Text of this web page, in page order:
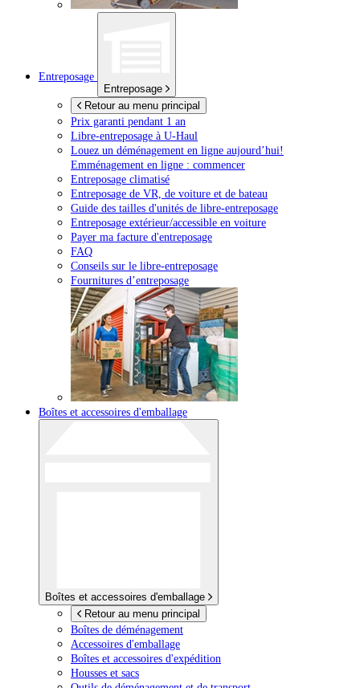
Entreposage
Entreposage
Retour au menu principal
Prix garanti pendant 1 an
Libre-entreposage à U-Haul
Louez un déménagement en ligne aujourd’hui!
Emménagement en ligne : commencer
Entreposage climatisé
Entreposage de VR, de voiture et de bateau
Guide des tailles d'unités de libre-entreposage
Entreposage extérieur/accessible en voiture
Payer ma facture d'entreposage
FAQ
Conseils sur le libre-entreposage
Fournitures d’entreposage
Boîtes et accessoires d'emballage
Boîtes et accessoires d'emballage
Retour au menu principal
Boîtes de déménagement
Accessoires d'emballage
Boîtes et accessoires d'expédition
Housses et sacs